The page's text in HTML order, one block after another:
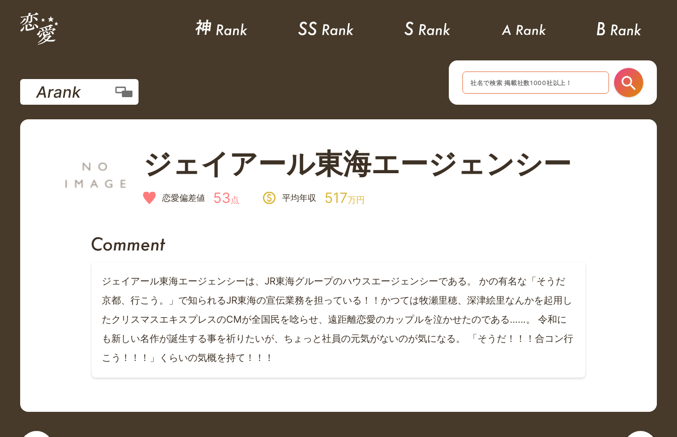
ジェイアール東海エージェンシー
恋愛偏差値 53 点 平均年収 517万円
Arank
ジェイアール東海エージェンシーは、JR東海グループのハウスエージェンシーである。 かの有名な「そうだ
京都、行こう。」で知られるJR東海の宣伝業務を担っている！！かつては牧瀬里穂、深津絵里なんかを起用し
たクリスマスエキスプレスのCMが全国民を唸らせ、遠距離恋愛のカップルを泣かせたのである……。 令和に
も新しい名作が誕生する事を祈りたいが、ちょっと社員の元気がないのが気になる。 「そうだ！！！合コン行
こう！！！」くらいの気概を持て！！！